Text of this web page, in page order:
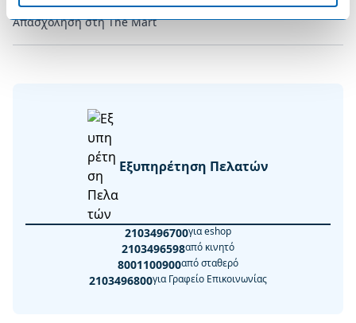
Απασχόληση στη The Mart
Εξυπηρέτηση Πελατών
2103496700για eshop
2103496598από κινητό
8001100900από σταθερό
2103496800για Γραφείο Επικοινωνίας